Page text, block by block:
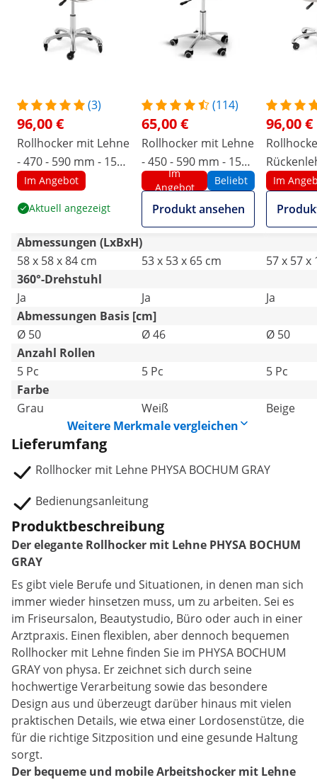
(3)
96,00 €
Rollhocker mit Lehne
- 470 - 590 mm - 150
kg - Grau
Im Angebot
Aktuell angezeigt
(114)
65,00 €
Rollhocker mit Lehne
- 450 - 590 mm - 150
kg - Weiß
Im
Angebot
Beliebt
Produkt ansehen
96,00 €
710 mm
Im
Abmessungen (LxBxH)
58 x 58 x 84 cm
53 x 53 x 65 cm
57 x 57 x
360°-Drehstuhl
Ja
Ja
Ja
Abmessungen Basis [cm]
Ø 50
Ø 46
Ø 50
Anzahl Rollen
5 Pc
5 Pc
5 Pc
Farbe
Grau
Weiß
Beige
Weitere Merkmale vergleichen
Lieferumfang
Rollhocker mit Lehne PHYSA BOCHUM GRAY
Bedienungsanleitung
Produktbeschreibung
Der elegante Rollhocker mit Lehne PHYSA BOCHUM
GRAY
Es gibt viele Berufe und Situationen, in denen man sich
immer wieder hinsetzen muss, um zu arbeiten. Sei es
im Friseursalon, Beautystudio, Büro oder auch in einer
Arztpraxis. Einen flexiblen, aber dennoch bequemen
Rollhocker mit Lehne finden Sie im PHYSA BOCHUM
GRAY von physa. Er zeichnet sich durch seine
hochwertige Verarbeitung sowie das besondere
Design aus und überzeugt darüber hinaus mit vielen
praktischen Details, wie etwa einer Lordosenstütze, die
für die richtige Sitzposition und eine gesunde Haltung
sorgt.
Der bequeme und mobile Arbeitshocker mit Lehne